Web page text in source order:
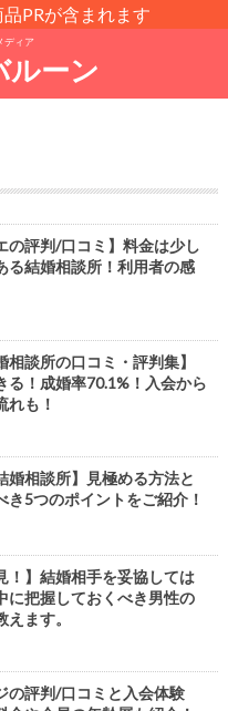
PRが含まれます
ディア
ルーン
の評判/口コミ】料金は少し
る結婚相談所！利用者の感
相談所の口コミ・評判集】
る！成婚率70.1%！入会から
れも！
婚相談所】見極める方法と
き5つのポイントをご紹介！
！】結婚相手を妥協しては
に把握しておくべき男性の
ます。
の評判/口コミと入会体験